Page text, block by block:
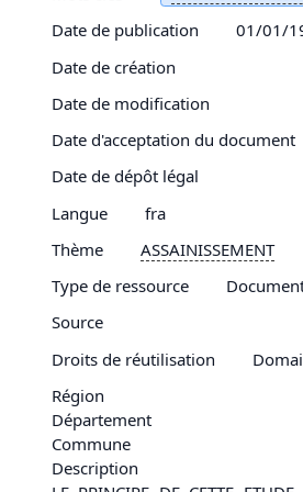
Date de publication
01/01/
Date de création
Date de modification
Date d'acceptation du document
Date de dépôt légal
Langue
fra
Thème
ASSAINISSEMENT
Type de ressource
Source
Droits de réutilisation
Région
Département
Commune
Description